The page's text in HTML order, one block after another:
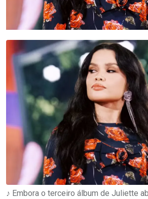
♪ Embora o terceiro álbum de Juliette